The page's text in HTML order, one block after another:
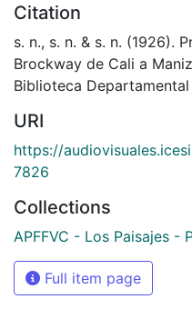
Citation
s. n., s. n. & s. n. (1926).
Brockway de Cali a
Biblioteca
URI
https://
7826
Collections
APFFVC - Los Paisajes -
Full item page